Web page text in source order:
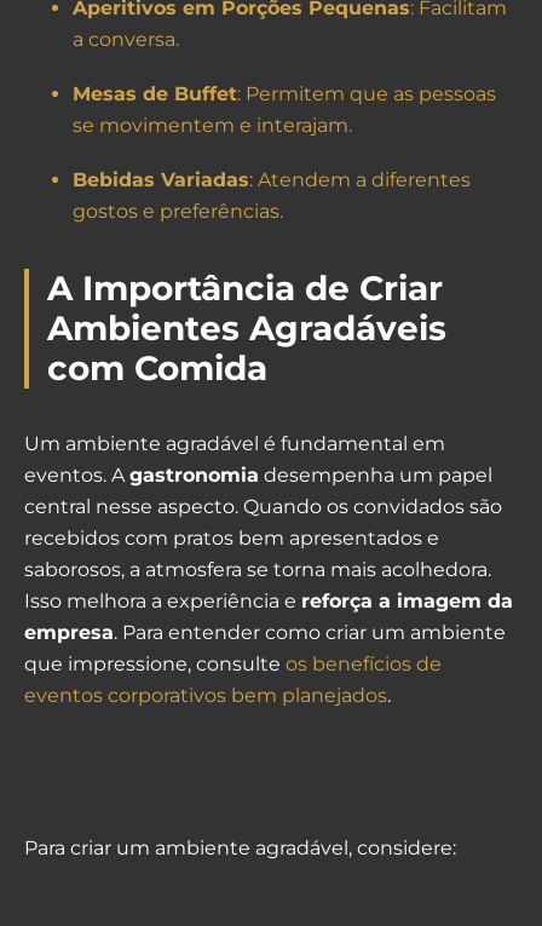
Aperitivos em Porções Pequenas: Facilitam
a conversa.
Mesas de Buffet: Permitem que as pessoas
se movimentem e interajam.
Bebidas Variadas: Atendem a diferentes
gostos e preferências.
A Importância de Criar
Ambientes Agradáveis
com Comida
Um ambiente agradável é fundamental em
eventos. Agastronomia desempenha um papel
central nesse aspecto. Quando os convidados são
recebidos com pratos bem apresentados e
saborosos, a atmosfera se torna mais acolhedora.
Isso melhora a experiência e reforça a imagem da
empresa. Para entender como criar um ambiente
que impressione, consulte os benefícios de
eventos corporativos bem planejados.
Para criar um ambiente agradável, considere: